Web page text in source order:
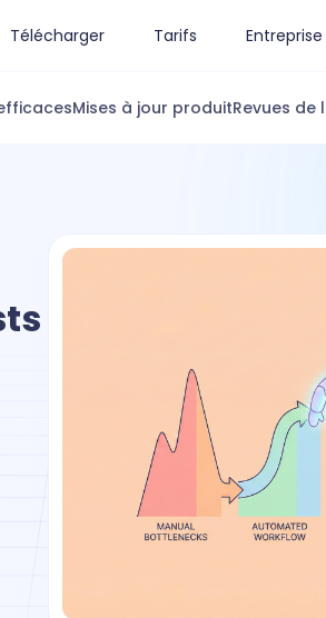
Télécharger Tarifs Entreprise
Mises à jour produitRevues de